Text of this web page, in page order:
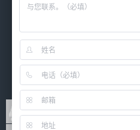
公司资质
发展历程
联系我们